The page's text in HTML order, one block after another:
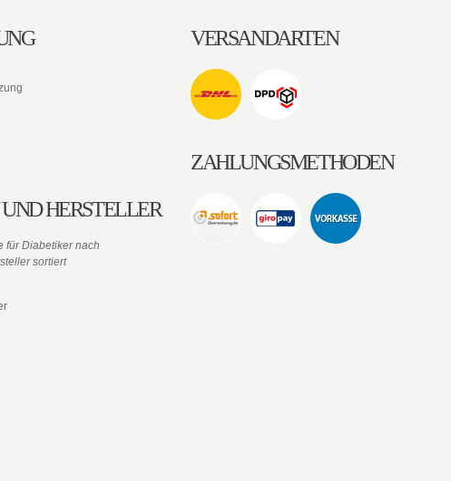
HERSTELLER
für Diabetiker nach
sortiert
VERSANDARTEN
ZAHLUNGSMETHODEN